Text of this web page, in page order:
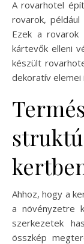
A rovarhotel
rovarok,
Ezek a rovarok
kártevők elleni
készült
dekoratív elemei
Ahhoz, hogy a
a növényzetre
szerkezetek
összkép